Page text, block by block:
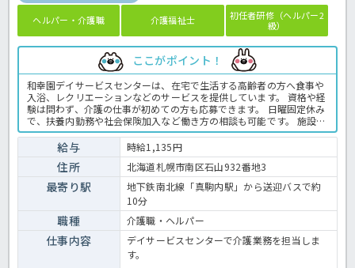
ヘルパー・介護職 介護福祉士
初任者研修（ヘルパー2
級）
ここがポイント！
和幸園デイサービスセンターは、在宅で生活する高齢者の方へ食事や
入浴、レクリエーションなどのサービスを提供しています。 資格や経
験は問わず、介護の仕事が初めての方も応募できます。 日曜固定休み
で、扶養内勤務や社会保険加入など働き方の相談も可能です。 施設内
には職員用保育園があり、子育てと仕事を両立したい方にもおすすめ
です。 また、地下鉄真駒内駅から無料送迎バスを利用でき、マイカー
通勤にも対応しています。 ☆ご興味がありましたらほっ介護までお問
合せ下さいね！デイサービスでの介護業務全般です。 ＜介護職 パー
ト デイサービスの求人＞
給与 時給1,135円
住所 北海道札幌市南区石山932番地3
最寄り駅
地下鉄南北線「真駒内駅」から送迎バスで約
10分
職種 介護職・ヘルパー
仕事内容
デイサービスセンターで介護業務を担当しま
す。